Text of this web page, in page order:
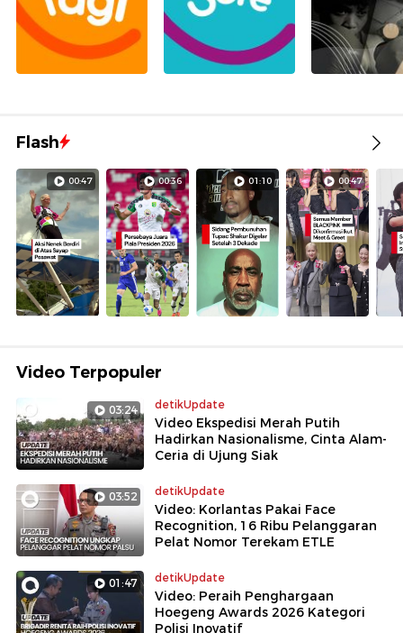
Flash
00:47 00:36 01:10 00:47
Video Terpopuler
03:24 detikUpdate
Video Ekspedisi Merah Putih
Hadirkan Nasionalisme, Cinta Alam-
Ceria di Ujung Siak
03:52 detikUpdate
Video: Korlantas Pakai Face
Recognition, 16 Ribu Pelanggaran
Pelat Nomor Terekam ETLE
01:47 detikUpdate
Video: Peraih Penghargaan
Hoegeng Awards 2026 Kategori
Polisi Inovatif